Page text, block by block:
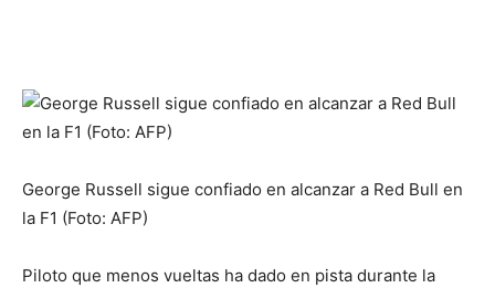
George Russell sigue confiado en alcanzar a Red Bull en
la F1 (Foto: AFP)
Piloto que menos vueltas ha dado en pista durante la